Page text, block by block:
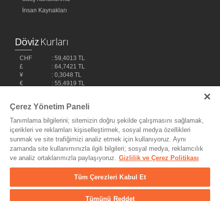
İnsan Kaynakları
DövizKurları
CHF
: 59,4013 TL
£
: 64,7421 TL
¥
: 0,3048 TL
€
: 55,4919 TL
Bilişim Teknolojileri,
© Copyright 2004 - 2026 MyDukkan Müzik Market Tic. ve San Ltd.
Çerez Yönetim Paneli
Tanımlama bilgilerini; sitemizin doğru şekilde çalışmasını sağlamak,
içerikleri ve reklamları kişiselleştirmek, sosyal medya özellikleri
sunmak ve site trafiğimizi analiz etmek için kullanıyoruz. Aynı
zamanda site kullanımınızla ilgili bilgileri; sosyal medya, reklamcılık
ve analiz ortaklarımızla paylaşıyoruz. Gizlilik ve Çerez Politikası
Tüm Çerezleri Kabul Et
Tümünü Reddet